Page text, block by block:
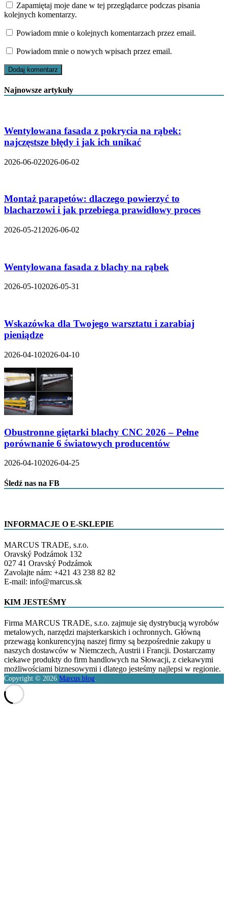
Zapamiętaj moje dane w tej przeglądarce podczas pisania
kolejnych komentarzy.
Powiadom mnie o kolejnych komentarzach przez email.
Powiadom mnie o nowych wpisach przez email.
Najnowsze artykuły
Wentylowana fasada z pokrycia na rąbek:
najczęstsze błędy i jak ich unikać
2026-06-022026-06-02
Montaż parapetów: dlaczego powierzyć to
blacharzowi i jak przebiega prawidłowy proces
2026-05-21 2026-06-02
Wentylowana fasada z blachy na rąbek
2026-05-102026-05-31
Wskazówka dla Twojego warsztatu i zarabiaj
pieniądze
2026-04-102026-04-10
Obustronne giętarki blachy CNC 2026 – Pełne
porównanie 6 światowych producentów
2026-04-102026-04-25
Śledź nas na FB
INFORMACJE O E-SKLEPIE
MARCUS TRADE, s.r.o.
Oravský Podzámok 132
027 41 Oravský Podzámok
Zavolajte nám: +421 43 238 82 82
E-mail: info@marcus.sk
KIM JESTEŚMY
Firma MARCUS TRADE, s.r.o. zajmuje się dystrybucją wyrobów
metalowych, narzędzi majsterkarskich i ochronnych. Główną
przewagą konkurencyjną naszej firmy są bezpośrednie zakupy u
naszych dostawców w Niemczech, Austrii i Francji. Dostarczamy
ciekawe produkty do firm handlowych na Słowacji, z ciekawymi
możliwościami biznesowymi i dlatego jesteśmy najlepsi w regionie.
Copyright © 2026 Marcus blog